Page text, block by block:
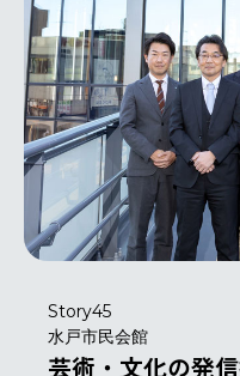
Story45
水戸市民会館
芸術・文化の発